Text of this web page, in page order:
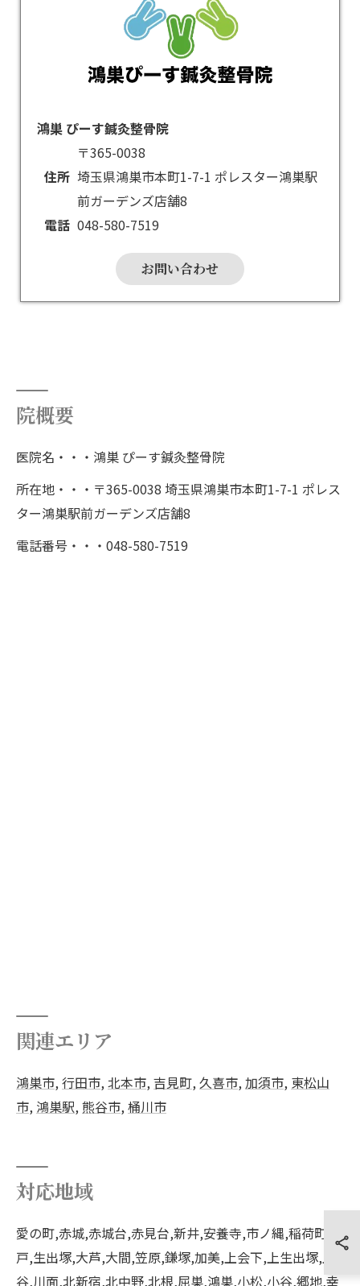
鴻巣 ぴーす鍼灸整骨院
住所
〒365-0038
埼玉県鴻巣市本町1-7-1 ポレスター鴻巣駅
前ガーデンズ店舗8
電話 048-580-7519
お問い合わせ
院概要
医院名・・・鴻巣 ぴーす鍼灸整骨院
所在地・・・〒365-0038 埼玉県鴻巣市本町1-7-1 ポレス
ター鴻巣駅前ガーデンズ店舗8
電話番号・・・048-580-7519
関連エリア
鴻巣市, 行田市, 北本市, 吉見町, 久喜市, 加須市, 東松山
市, 鴻巣駅, 熊谷市, 桶川市
対応地域
愛の町,赤城,赤城台,赤見台,新井,安養寺,市ノ縄,稲荷町,榎
戸,生出塚,大芦,大間,笠原,鎌塚,加美,上会下,上生出塚,上
谷,川面,北新宿,北中野,北根,屈巣,鴻巣,小松,小谷,郷地,幸